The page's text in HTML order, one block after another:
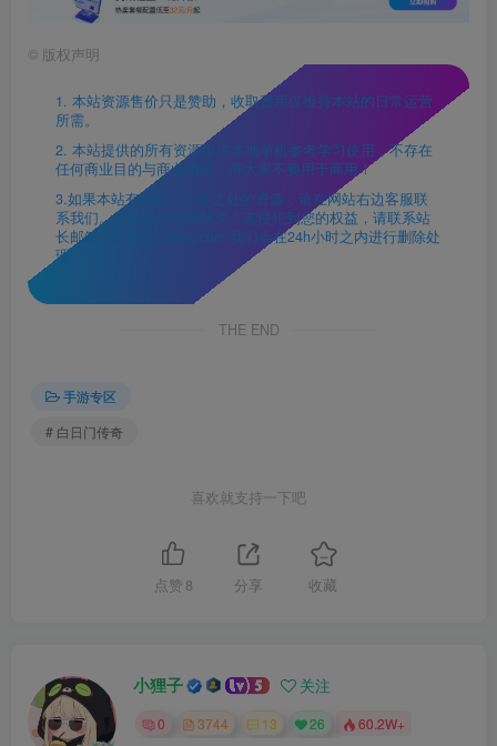
© 版权声明
1. 本站资源售价只是赞助，收取费用仅维持本站的日常运营
所需。
2. 本站提供的所有资源仅供本地单机参考学习使用，不存在
任何商业目的与商业用途，请大家不要用于商用！
3.如果本站有侵犯、不妥之处的资源，请在网站右边客服联
系我们。将会第一时间解决！若侵犯到您的权益，请联系站
长邮箱:12225150@qq.com 我们会在24h小时之内进行删除处
理。
THE END
手游专区
# 白日门传奇
喜欢就支持一下吧
点赞 8 分享 收藏
小狸子 关注
0 3744 13 26 60.2W+